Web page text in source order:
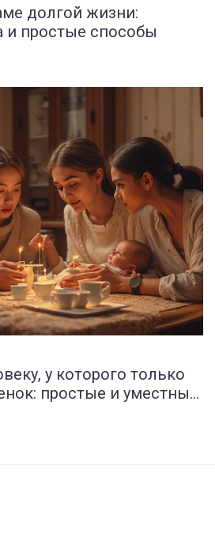
долгой жизни:
и простые способы
у которого только
простые и уместные